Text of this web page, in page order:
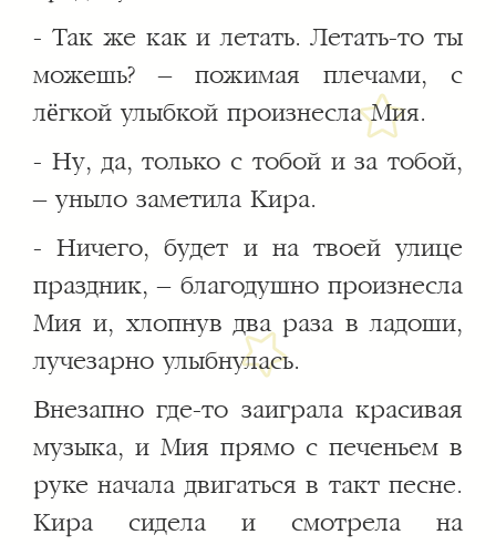
- Так же как и летать. Летать-то ты
можешь? – пожимая плечами, с
лёгкой улыбкой произнесла Мия.
- Ну, да, только с тобой и за тобой,
– уныло заметила Кира.
- Ничего, будет и на твоей улице
праздник, – благодушно произнесла
Мия и, хлопнув два раза в ладоши,
лучезарно улыбнулась.
Внезапно где-то заиграла красивая
музыка, и Мия прямо с печеньем в
руке начала двигаться в такт песне.
Кира сидела и смотрела на